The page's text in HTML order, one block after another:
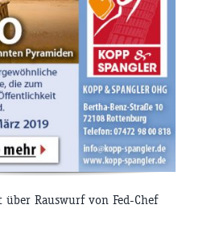
Rauswurf von Fed-Chef